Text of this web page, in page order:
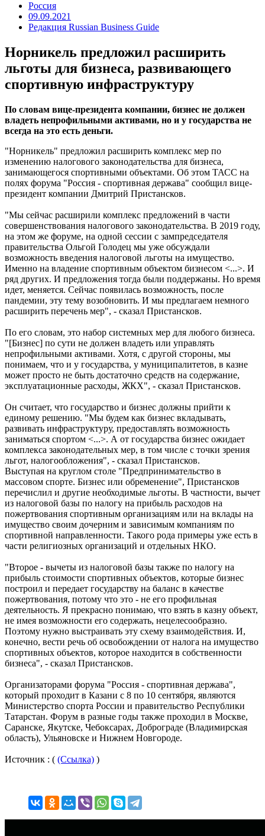
Россия
09.09.2021
Редакция Russian Business Guide
Норникель предложил расширить
льготы для бизнеса, развивающего
спортивную инфраструктуру
По словам вице-президента компании, бизнес не должен
владеть непрофильными активами, но и у государства не
всегда на это есть деньги.
"Норникель" предложил расширить комплекс мер по
изменению налогового законодательства для бизнеса,
занимающегося спортивными объектами. Об этом ТАСС на
полях форума "Россия - спортивная держава" сообщил вице-
президент компании Дмитрий Пристансков.
"Мы сейчас расширили комплекс предложений в части
совершенствования налогового законодательства. В 2019 году,
на этом же форуме, на одной сессии с зампредседателя
правительства Ольгой Голодец мы уже обсуждали
возможность введения налоговой льготы на имущество.
Именно на владение спортивным объектом бизнесом <...>. И
ряд других. И предложения тогда были поддержаны. Но время
идет, меняется. Сейчас появилась возможность, после
пандемии, эту тему возобновить. И мы предлагаем немного
расширить перечень мер", - сказал Пристансков.
По его словам, это набор системных мер для любого бизнеса.
"[Бизнес] по сути не должен владеть или управлять
непрофильными активами. Хотя, с другой стороны, мы
понимаем, что и у государства, у муниципалитетов, в казне
может просто не быть достаточно средств на содержание,
эксплуатационные расходы, ЖКХ", - сказал Пристансков.
Он считает, что государство и бизнес должны прийти к
единому решению. "Мы будем как бизнес вкладывать,
развивать инфраструктуру, предоставлять возможность
заниматься спортом <...>. А от государства бизнес ожидает
комплекса законодательных мер, в том числе с точки зрения
льгот, налогообложения", - сказал Пристансков.
Выступая на круглом столе "Предпринимательство в
массовом спорте. Бизнес или обременение", Пристансков
перечислил и другие необходимые льготы. В частности, вычет
из налоговой базы по налогу на прибыль расходов на
пожертвования спортивным организациям или на вклады на
имущество своим дочерним и зависимым компаниям по
спортивной направленности. Такого рода примеры уже есть в
части религиозных организаций и отдельных НКО.
"Второе - вычеты из налоговой базы также по налогу на
прибыль стоимости спортивных объектов, которые бизнес
построил и передает государству на баланс в качестве
пожертвования, потому что это - не его профильная
деятельность. Я прекрасно понимаю, что взять в казну объект,
не имея возможности его содержать, нецелесообразно.
Поэтому нужно выстраивать эту схему взаимодействия. И,
конечно, вести речь об освобождении от налога на имущество
спортивных объектов, которое находится в собственности
бизнеса", - сказал Пристансков.
Организаторами форума "Россия - спортивная держава",
который проходит в Казани с 8 по 10 сентября, являются
Министерство спорта России и правительство Республики
Татарстан. Форум в разные годы также проходил в Москве,
Саранске, Якутске, Чебоксарах, Доброграде (Владимирская
область), Ульяновске и Нижнем Новгороде.
Источник : ( (Ссылка) )